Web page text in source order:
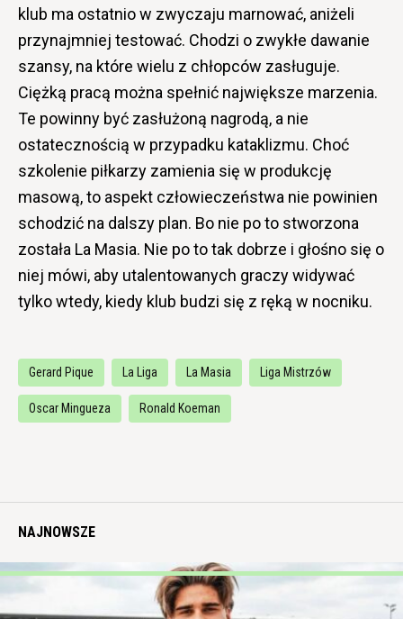
klub ma ostatnio w zwyczaju marnować, aniżeli
przynajmniej testować. Chodzi o zwykłe dawanie
szansy, na które wielu z chłopców zasługuje.
Ciężką pracą można spełnić największe marzenia.
Te powinny być zasłużoną nagrodą, a nie
ostatecznością w przypadku kataklizmu. Choć
szkolenie piłkarzy zamienia się w produkcję
masową, to aspekt człowieczeństwa nie powinien
schodzić na dalszy plan. Bo nie po to stworzona
została La Masia. Nie po to tak dobrze i głośno się o
niej mówi, aby utalentowanych graczy widywać
tylko wtedy, kiedy klub budzi się z ręką w nocniku.
Gerard Pique La Liga La Masia Liga Mistrzów
Oscar Mingueza Ronald Koeman
NAJNOWSZE